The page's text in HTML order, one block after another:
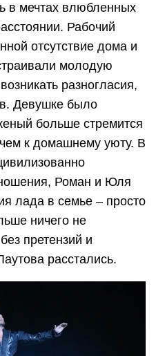
в мечтах влюбленных
Рабочий
отсутствие дома и
молодую
разногласия,
Девушке было
больше стремится
к домашнему уюту. В
Роман и Юля
лада в семье – просто
ничего не
претензий и
расстались.